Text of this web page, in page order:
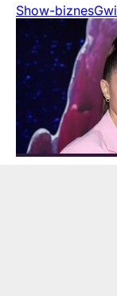
Show-biznes